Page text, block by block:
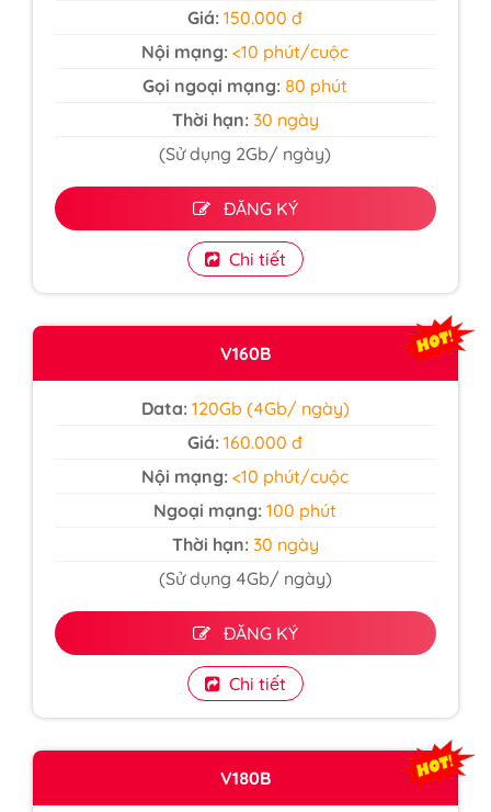
Giá:150.000 đ
Nội mạng:<10 phút/cuộc
Gọi ngoại mạng: 80 phút
Thời hạn:30 ngày
(Sử dụng 2Gb/ ngày)
ĐĂNG KÝ
Chi tiết
V160B
Data: 120Gb (4Gb/ ngày)
Giá:160.000 đ
Nội mạng:<10 phút/cuộc
Ngoại mạng: 100 phút
Thời hạn:30 ngày
(Sử dụng 4Gb/ ngày)
ĐĂNG KÝ
Chi tiết
V180B